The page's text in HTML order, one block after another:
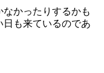
かったりするかも
も来ているのであ